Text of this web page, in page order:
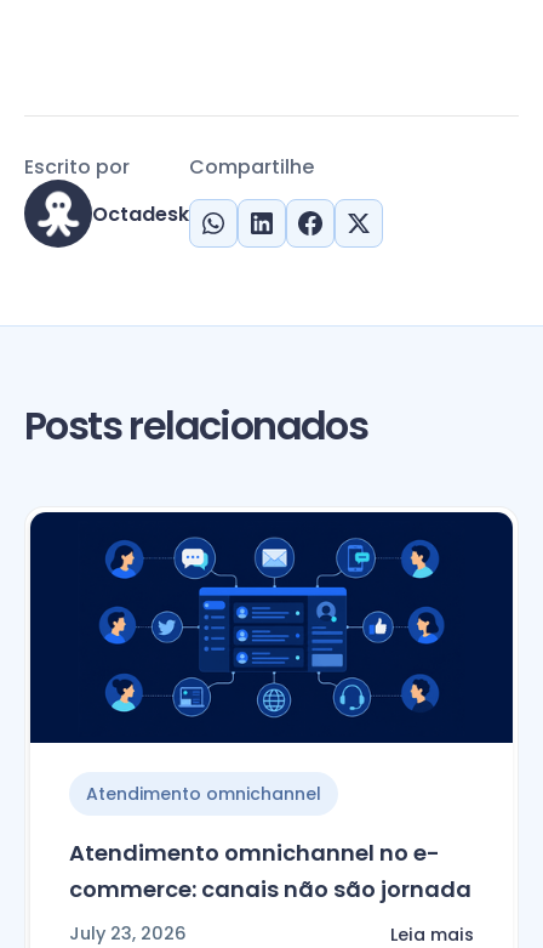
Compartilhe
Escrito por
Octadesk
Posts relacionados
Atendimento omnichannel
Atendimento omnichannel no e-
commerce: canais não são jornada
July 23, 2026 Leia mais